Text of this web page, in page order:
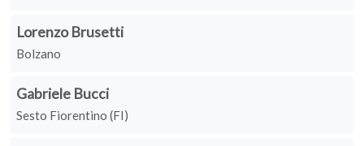
Lorenzo Brusetti
Bolzano
Gabriele Bucci
Sesto Fiorentino (FI)